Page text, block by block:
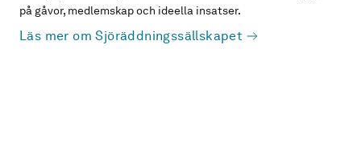
på gåvor, medlemskap och ideella insatser.
Läs mer om Sjöräddningssällskapet